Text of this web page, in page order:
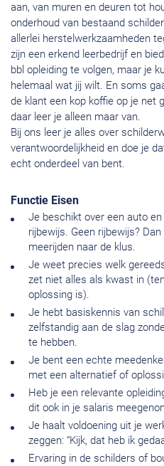
aan, van muren en deuren tot
onderhoud van bestaand
allerlei herstelwerkzaamheden
zijn een erkend leerbedrijf en
bbl opleiding te volgen, maar je
helemaal wat jij wilt. En soms
de klant een kop koffie op je net
daar leer je alleen maar van.
Bij ons leer je alles over
verantwoordelijkheid en doe je
echt onderdeel van bent.
Functie Eisen
Je beschikt over een auto
rijbewijs. Geen rijbewijs?
meerijden naar de klus.
Je weet precies welk
zet niet alles als kwast in
oplossing is).
Je hebt basiskennis van
zelfstandig aan de slag
te hebben.
Je bent een echte
met een alternatief of
Heb je een relevante
dit ook in je salaris
Je haalt voldoening uit je
zeggen: “Kijk, dat heb ik
Ervaring in de schilders of